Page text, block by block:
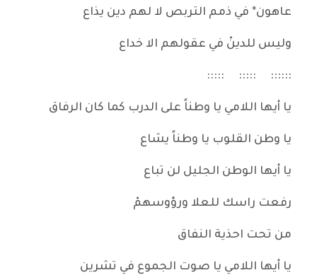
عاهون* في ذمم التربص لا لهم دين يذاع
وليس للدينْ في عقولهم الا خداع
:::::: ::::: :::::
يا أيها اللامي يا وطناً على الدرب كما كان الرفاق
يا وطن القلوب يا وطناً يشاع
يا أيها الوطن الجليل لن تباع
رفعت راسك للعلا ورؤوسهمْ
من تحت احذية النفاق
يا أيها اللامي يا صوت الجموع في تشرين